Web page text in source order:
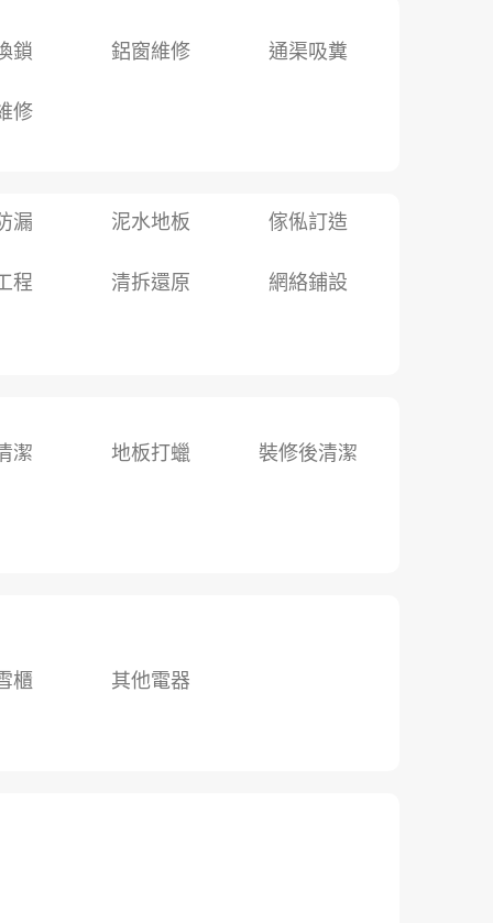
鎖 鋁窗維修 通渠吸糞
修
漏 泥水地板 傢俬訂造
程 清拆還原 網絡鋪設
潔 地板打蠟 裝修後清潔
櫃 其他電器